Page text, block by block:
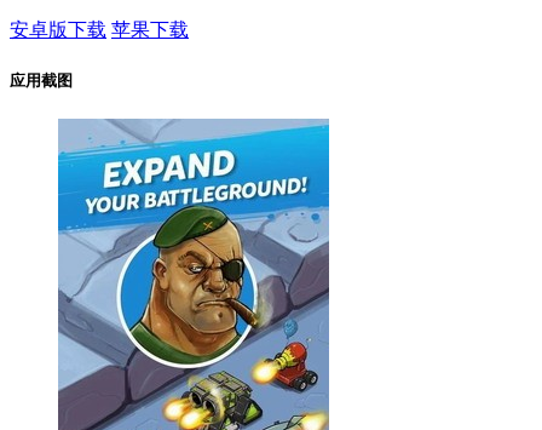
安卓版下载 苹果下载
应用截图